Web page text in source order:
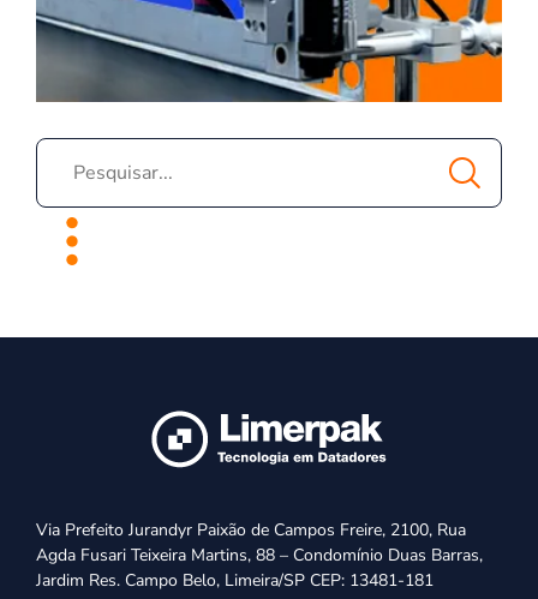
Via Prefeito Jurandyr Paixão de Campos Freire, 2100, Rua
Agda Fusari Teixeira Martins, 88 – Condomínio Duas Barras,
Jardim Res. Campo Belo, Limeira/SP CEP: 13481-181